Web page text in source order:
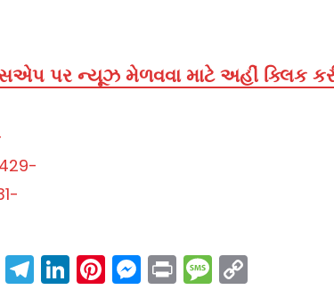
પર ન્યૂઝ મેળવવા માટે અહીં ક્લિક
EmailTelegram
LinkedIn
Pinterest
Messenger
PrintMessage